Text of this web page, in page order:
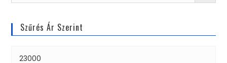
Szűrés Ár Szerint